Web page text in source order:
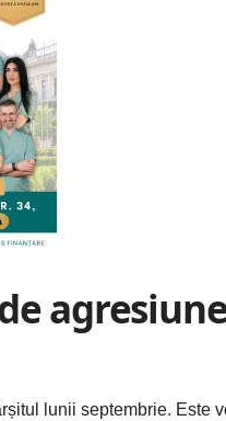
lunii septembrie. Este